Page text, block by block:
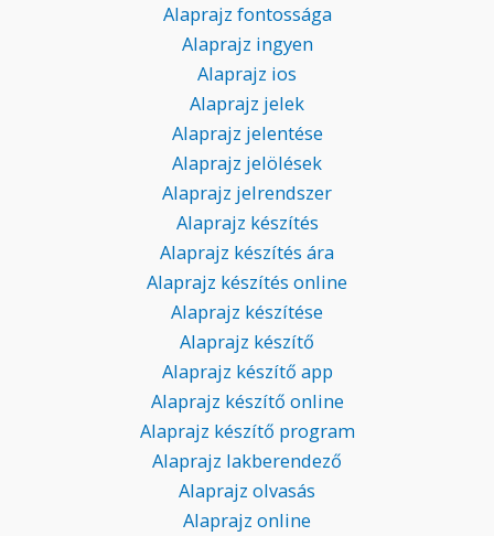
Alaprajz fontossága
Alaprajz ingyen
Alaprajz ios
Alaprajz jelek
Alaprajz jelentése
Alaprajz jelölések
Alaprajz jelrendszer
Alaprajz készítés
Alaprajz készítés ára
Alaprajz készítés online
Alaprajz készítése
Alaprajz készítő
Alaprajz készítő app
Alaprajz készítő online
Alaprajz készítő program
Alaprajz lakberendező
Alaprajz olvasás
Alaprajz online